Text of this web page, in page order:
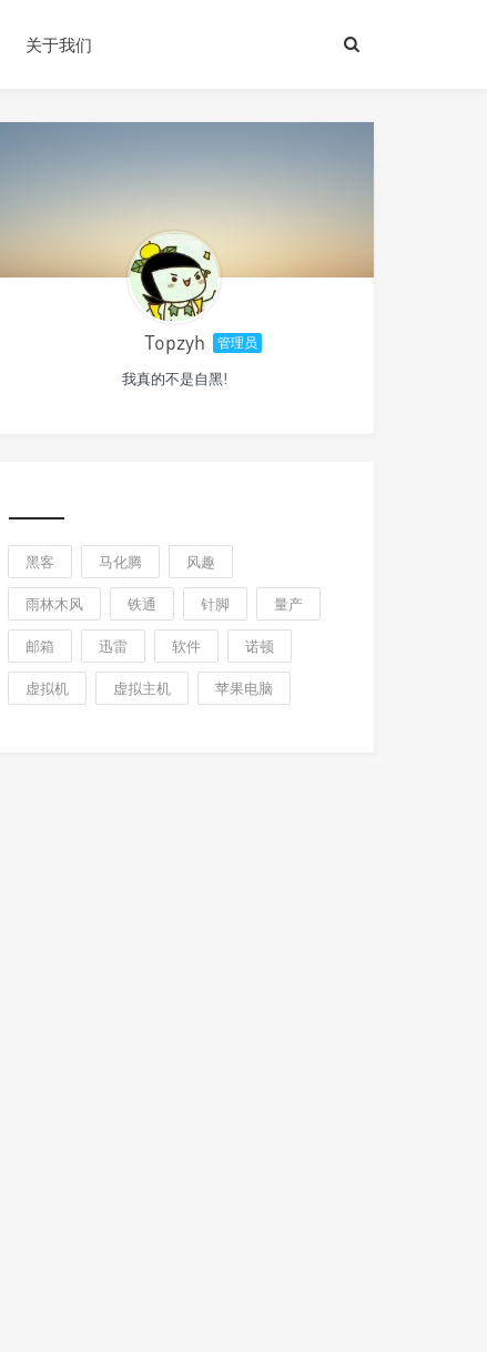
关于我们
Topzyh 管理员
我真的不是自黑!
黑客 马化腾 风趣
雨林木风 铁通 针脚 量产
邮箱 迅雷 软件 诺顿
虚拟机 虚拟主机 苹果电脑